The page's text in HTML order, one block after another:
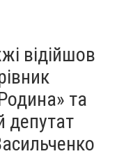
відійшов
та
депутат